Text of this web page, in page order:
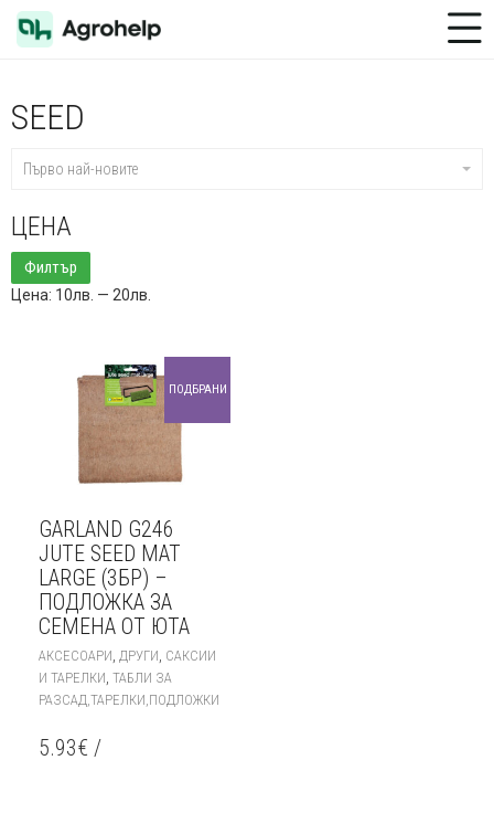
Toggle Menu
SEED
Първо най-новите
ЦЕНА
Минимална
цена
Максимална
цена
Филтър
Цена: 10лв. — 20лв.
ПОДБРАНИ
GARLAND G246
JUTE SEED MAT
LARGE (3БР) –
ПОДЛОЖКА ЗА
СЕМЕНА ОТ ЮТА
АКСЕСОАРИ, ДРУГИ, САКСИИ
И ТАРЕЛКИ, ТАБЛИ ЗА
РАЗСАД,ТАРЕЛКИ,ПОДЛОЖКИ
5.93€ /